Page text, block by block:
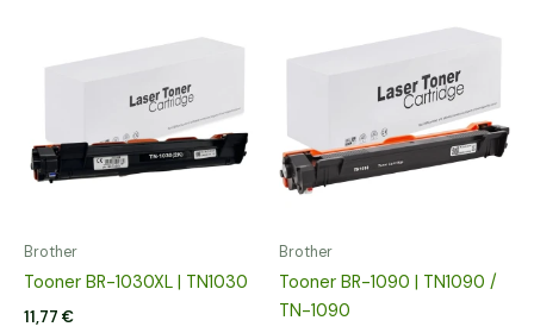
Brother
Tooner BR-1030XL | TN1030
11,77 €
Brother
Tooner BR-1090 | TN1090 /
TN-1090